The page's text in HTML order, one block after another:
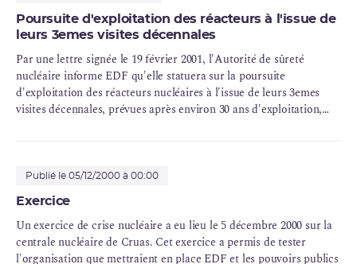
Poursuite d'exploitation des réacteurs à l'issue de
leurs 3emes visites décennales
Par une lettre signée le 19 février 2001, l'Autorité de sûreté
nucléaire informe EDF qu'elle statuera sur la poursuite
d'exploitation des réacteurs nucléaires à l'issue de leurs 3emes
visites décennales, prévues après environ 30 ans d'exploitation,
Publié le 05/12/2000 à 00:00
Exercice
Un exercice de crise nucléaire a eu lieu le 5 décembre 2000 sur la
centrale nucléaire de Cruas. Cet exercice a permis de tester
l'organisation que mettraient en place EDF et les pouvoirs publics